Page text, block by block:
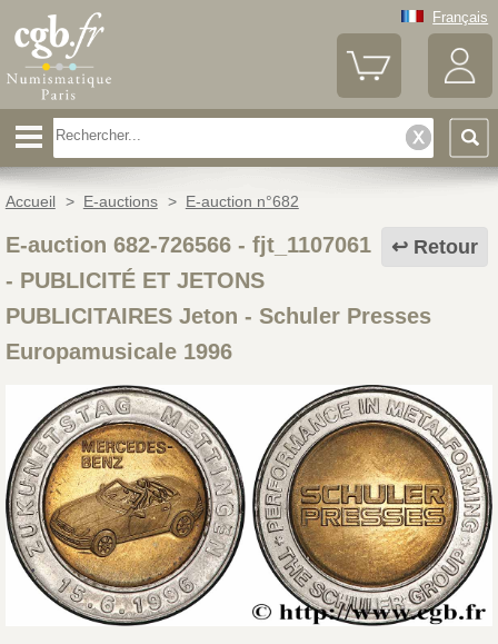
Français
Accueil > E-auctions > E-auction n°682
Retour
E-auction 682-726566 - fjt_1107061
- PUBLICITÉ ET JETONS
PUBLICITAIRES Jeton - Schuler Presses
Europamusicale 1996